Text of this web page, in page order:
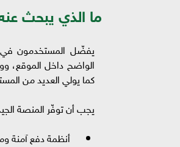
ما الذي يبحث
يفضّل المستخدمون في
الواضح داخل الموقع،
كما يولي العديد من
يجب أن توفّر المنصة
أنظمة دفع آمنة